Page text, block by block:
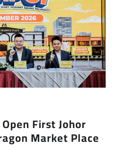
First Johor
Market Place